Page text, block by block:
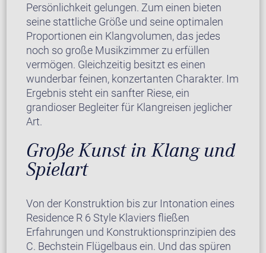
Persönlichkeit gelungen. Zum einen bieten
seine stattliche Größe und seine optimalen
Proportionen ein Klangvolumen, das jedes
noch so große Musikzimmer zu erfüllen
vermögen. Gleichzeitig besitzt es einen
wunderbar feinen, konzertanten Charakter. Im
Ergebnis steht ein sanfter Riese, ein
grandioser Begleiter für Klangreisen jeglicher
Art.
Große Kunst in Klang und
Spielart
Von der Konstruktion bis zur Intonation eines
Residence R 6 Style Klaviers fließen
Erfahrungen und Konstruktionsprinzipien des
C. Bechstein Flügelbaus ein. Und das spüren